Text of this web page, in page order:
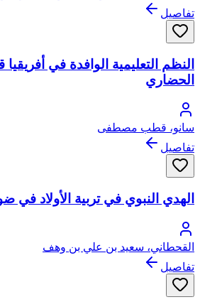
تفاصيل
النظم التعليمية الوافدة في
الحضاري
سانو، قطب مصطفى
تفاصيل
الهدي النبوي في تربية الأولاد في
القحطاني، سعيد بن علي بن وهف
تفاصيل